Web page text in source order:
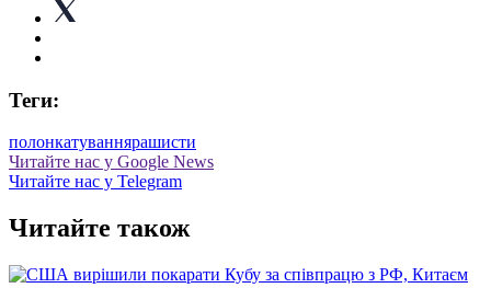
Теги:
полонкатуваннярашисти
Читайте нас у Google News
Читайте нас у Telegram
Читайте також